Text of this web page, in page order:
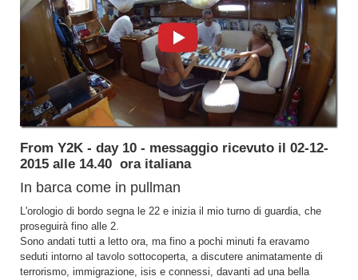
From Y2K - day 10 - messaggio ricevuto il 02-12-
2015 alle 14.40 ora italiana
In barca come in pullman
L'orologio di bordo segna le 22 e inizia il mio turno di guardia, che
proseguirà fino alle 2.
Sono andati tutti a letto ora, ma fino a pochi minuti fa eravamo
seduti intorno al tavolo sottocoperta, a discutere animatamente di
terrorismo, immigrazione, isis e connessi, davanti ad una bella